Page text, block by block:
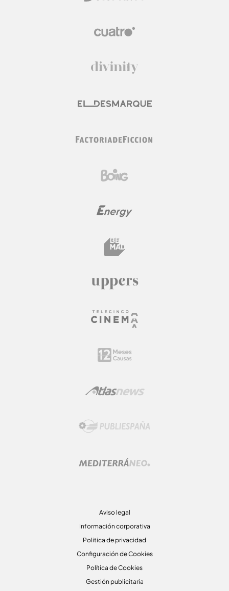
Aviso legal
Información corporativa
Politica de privacidad
Configuración de Cookies
Política de Cookies
Gestión publicitaria